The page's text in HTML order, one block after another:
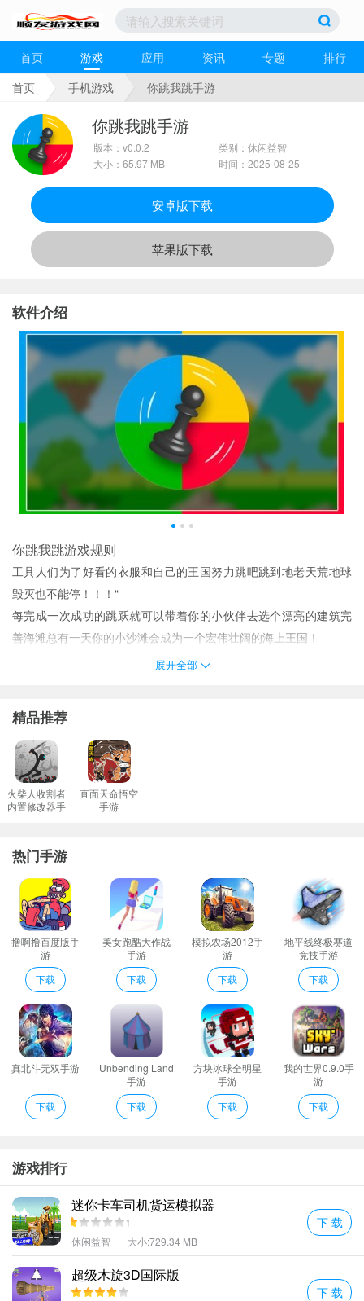
首页 游戏 应用 资讯 专题
排行
首页
手机游戏 你跳我跳手游
你跳我跳手游
版本：v0.0.2
大小：65.97 MB
类别：休闲益智
时间：2025-08-25
安卓版下载
苹果版下载
软件介绍
你跳我跳游戏规则
工具人们为了好看的衣服和自己的王国努力跳吧跳到地老天荒地球
毁灭也不能停！！！“
每完成一次成功的跳跃就可以带着你的小伙伴去选个漂亮的建筑完
善海滩总有一天你的小沙滩会成为一个宏伟壮阔的海上王国！
美丽华丽的背景主题带给玩家终极的视觉盛宴。
玩家对这款游戏十分喜爱挑战更多的游戏玩法克服重重阻碍。
你跳我跳编辑心得
1、好友聊天功能：可以添加好友与好友聊天查询好友的位置等
2、每日酷贴(游戏心得潮流时尚等)赛事纵横
3、游戏的难度可以自主选择但需要一定的方式才会完美。
5、玩家将享受这款完美的游戏挑战更多游戏玩法克服更多困难。
你跳我跳介绍
玩家将拥有最激动人心的游戏体验并感受到更加完美的游戏进度。
全新的世界排行榜你们到底能否登到顶峰呢？还有视觉的辅助彻底
的放松你们眼睛。
游戏适合玩家们用空闲时间玩可以打发自己多余的时间。
这个真正有趣的游戏是有趣的儿童游戏。
游戏剧情故事设计非常的有趣玩家在游戏中可以体验到全新的冒险
闯关体验。
游戏内的道具非常的多道具帮助玩家闯关。不断地帮助玩家很好的
玩明白游戏。
更多好玩的手游，请持续关注顺发游戏网
展开全部
精品推荐
火柴人收割者
内置修改器手
直面天命悟空
手游
热门手游
撸啊撸百度版手
游
下载
美女跑酷大作战
手游
下载
模拟农场2012手
游
下载
地平线终极赛道
竞技手游
下载
真北斗无双手游
下载
Unbending Land
手游
下载
方块冰球全明星
手游
下载
我的世界0.9.0手
游
下载
游戏排行
迷你卡车司机货运模拟器
休闲益智 大小:729.34 MB
下 载
超级木旋3D国际版
下 载